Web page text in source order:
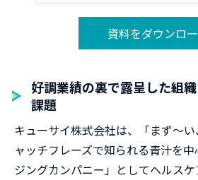
資料をダウンロ
好調業績の裏で露呈した組
課題
キューサイ株式会社は、「まず〜
ャッチフレーズで知られる青汁を
ジングカンパニー」としてヘルス